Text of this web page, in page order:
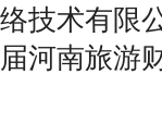
络技术有限
届河南旅游